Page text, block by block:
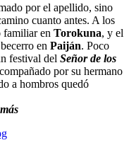
por el apellido, sino
cuanto antes. A los
familiar en Torokuna, y el
en Paiján. Poco
festival del Señor de los
por su hermano
a hombros quedó